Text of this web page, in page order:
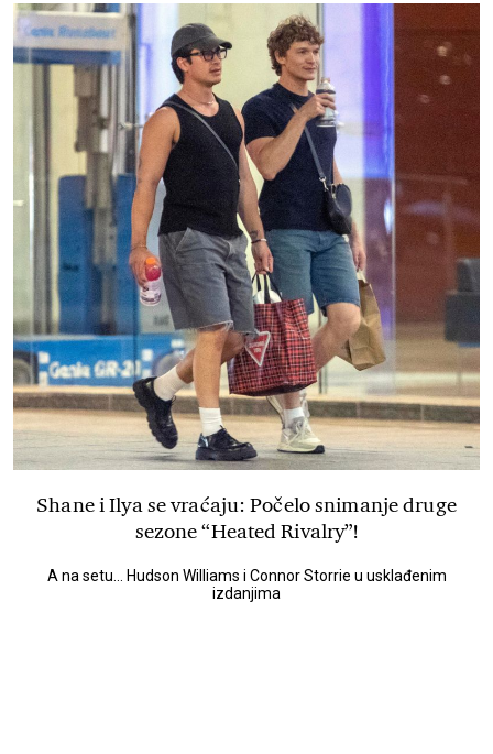
Shane i Ilya se vraćaju: Počelo snimanje druge
sezone “Heated Rivalry”!
A na setu... Hudson Williams i Connor Storrie u usklađenim
izdanjima